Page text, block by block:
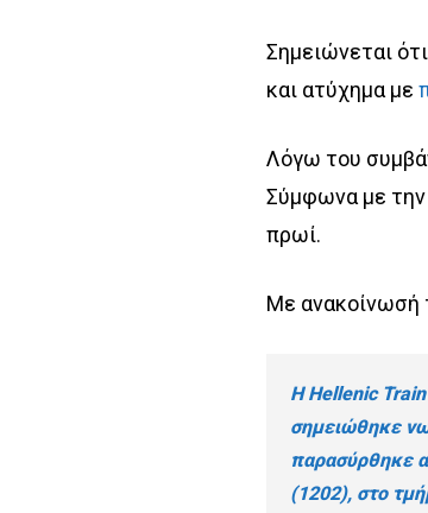
Σημειώνεται
και ατύχημα με
Λόγω του
Σύμφωνα με την
πρωί.
Με ανακοίνωσή
Η Hellenic Train
σημειώθηκε
παρασύρθηκε
(1202), στο